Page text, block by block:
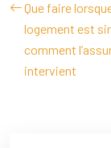
Que faire
logement est
comment
intervient